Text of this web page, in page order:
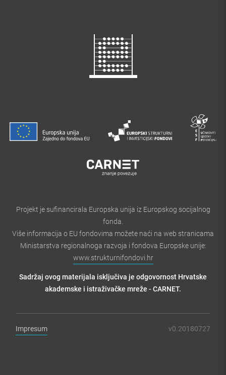
Projekt je sufinancirala Europska unija iz Europskog socijalnog
fonda.
Više informacija o EU fondovima možete naći na web stranicama
Ministarstva regionalnoga razvoja i fondova Europske unije:
www.strukturnifondovi.hr
Sadržaj ovog materijala isključiva je odgovornost Hrvatske
akademske i istraživačke mreže - CARNET.
Impresum v0.20180727